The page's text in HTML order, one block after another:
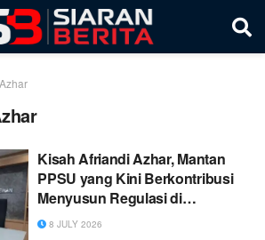
Kisah Afriandi Azhar, Mantan
PPSU yang Kini Berkontribusi
Menyusun Regulasi di
Kementerian Pertanian
8 JULY 2026